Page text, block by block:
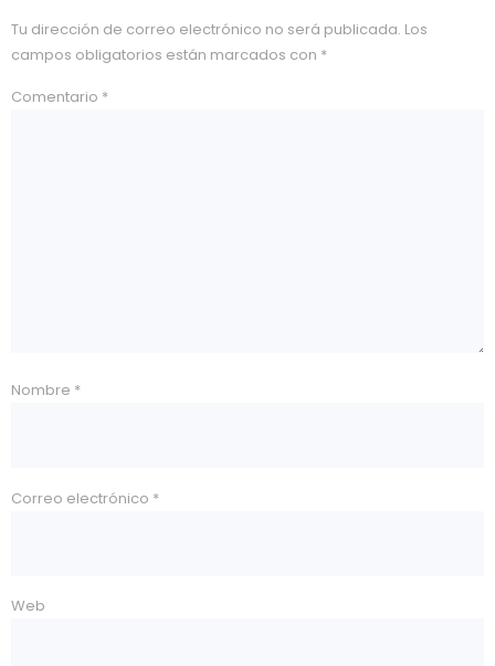
Tu dirección de correo electrónico no será publicada. Los
campos obligatorios están marcados con *
Comentario *
Nombre *
Correo electrónico *
Web